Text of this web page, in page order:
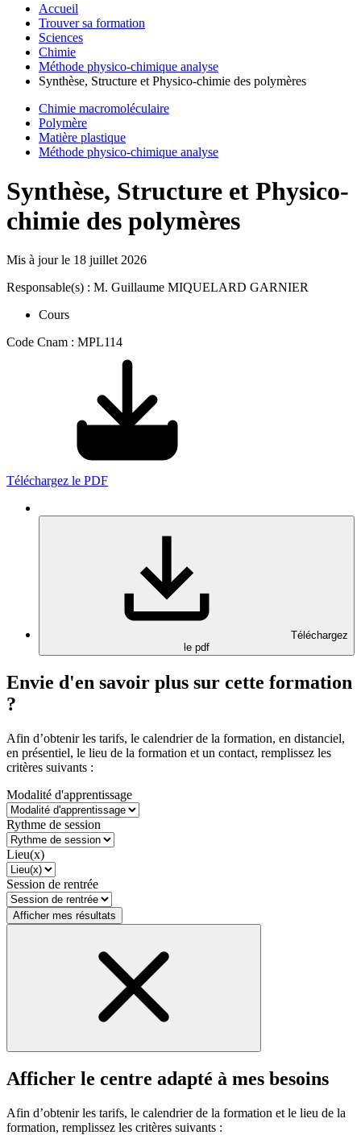
Accueil
Trouver sa formation
Sciences
Chimie
Méthode physico-chimique analyse
Synthèse, Structure et Physico-chimie des polymères
Chimie macromoléculaire
Polymère
Matière plastique
Méthode physico-chimique analyse
Synthèse, Structure et Physico-
chimie des polymères
Mis à jour le 18 juillet 2026
Responsable(s) : M. Guillaume MIQUELARD GARNIER
Cours
Code Cnam : MPL114
Téléchargez le PDF
Téléchargez
le pdf
Envie d'en savoir plus sur cette formation
?
Afin d’obtenir les tarifs, le calendrier de la formation, en distanciel,
en présentiel, le lieu de la formation et un contact, remplissez les
critères suivants :
Modalité d'apprentissage
Rythme de session
Lieu(x)
Session de rentrée
Afficher mes résultats
Afficher le centre adapté à mes besoins
Afin d’obtenir les tarifs, le calendrier de la formation et le lieu de la
formation, remplissez les critères suivants :